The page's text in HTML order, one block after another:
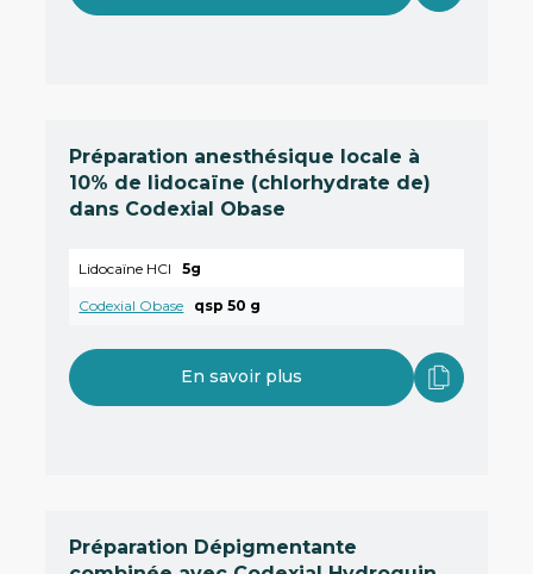
Préparation anesthésique locale à
10% de lidocaïne (chlorhydrate de)
dans Codexial Obase
Lidocaïne HCl 5g
Codexial Obase qsp 50 g
En savoir plus
Préparation Dépigmentante